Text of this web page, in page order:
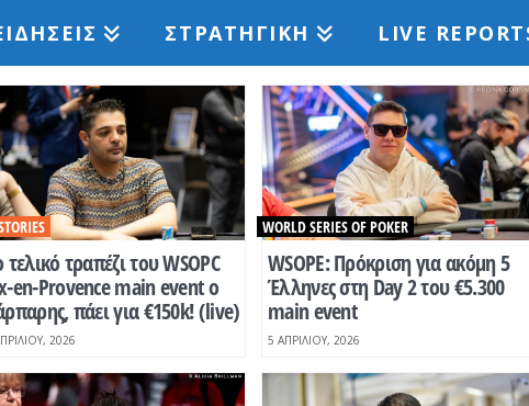
ΣΤΡΑΤΗΓΙΚΉ LIVE
τελικό τραπέζι του WSOPC
en-Provence main event o
πάει για €150k! (live)
2026
WSOPE: Πρόκριση για ακόμη 5
Έλληνες στη Day 2 του €5.300
main event
WORLD SERIES OF POKER
5 ΑΠΡΙΛΊΟΥ, 2026